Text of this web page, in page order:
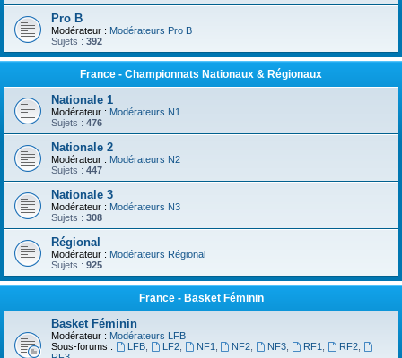
Pro B
Modérateur : Modérateurs Pro B
Sujets : 392
France - Championnats Nationaux & Régionaux
Nationale 1
Modérateur : Modérateurs N1
Sujets : 476
Nationale 2
Modérateur : Modérateurs N2
Sujets : 447
Nationale 3
Modérateur : Modérateurs N3
Sujets : 308
Régional
Modérateur : Modérateurs Régional
Sujets : 925
France - Basket Féminin
Basket Féminin
Modérateur : Modérateurs LFB
Sous-forums :
LFB, LF2, NF1 NF2 NF3 RF1 RF2,